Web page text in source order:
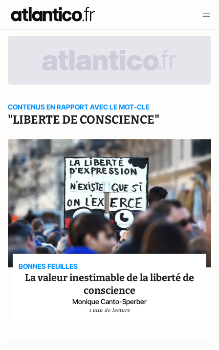
CONTENUS EN RAPPORT AVEC LE MOT-CLE
"LIBERTE DE CONSCIENCE"
BONNES FEUILLES
La valeur inestimable de la liberté de
conscience
Monique Canto-Sperber
1 min de lecture